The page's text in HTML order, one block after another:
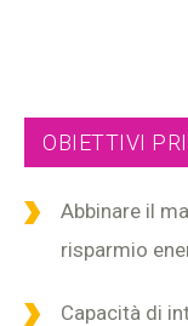
OBIETTIVI
Abbinare il
risparmio
Capacità di